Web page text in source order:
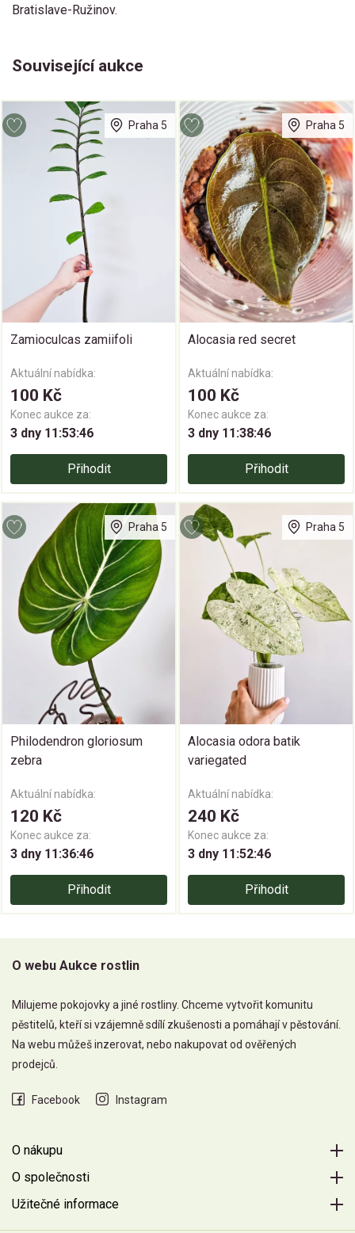
Bratislave-Ružinov.
Související aukce
Praha 5
Zamioculcas zamiifoli
Aktuální nabídka:
100 Kč
Konec aukce za:
3 dny 11:53:46
Přihodit
Praha 5
Alocasia red secret
Aktuální nabídka:
100 Kč
Konec aukce za:
3 dny 11:38:46
Přihodit
Praha 5
Philodendron gloriosum
zebra
Aktuální nabídka:
120 Kč
Konec aukce za:
3 dny 11:36:46
Přihodit
Praha 5
Alocasia odora batik
variegated
Aktuální nabídka:
240 Kč
Konec aukce za:
3 dny 11:52:46
Přihodit
O webu Aukce rostlin
Milujeme pokojovky a jiné rostliny. Chceme vytvořit komunitu
pěstitelů, kteří si vzájemně sdílí zkušenosti a pomáhají v pěstování.
Na webu můžeš inzerovat, nebo nakupovat od ověřených
prodejců.
Facebook Instagram
O nákupu
O společnosti
Užitečné informace